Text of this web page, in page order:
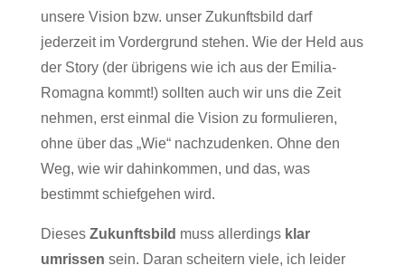
unsere Vision bzw. unser Zukunftsbild darf
jederzeit im Vordergrund stehen. Wie der Held aus
der Story (der übrigens wie ich aus der Emilia-
Romagna kommt!) sollten auch wir uns die Zeit
nehmen, erst einmal die Vision zu formulieren,
ohne über das „Wie“ nachzudenken. Ohne den
Weg, wie wir dahinkommen, und das, was
bestimmt schiefgehen wird.
Dieses Zukunftsbild muss allerdings klar
umrissen sein. Daran scheitern viele, ich leider